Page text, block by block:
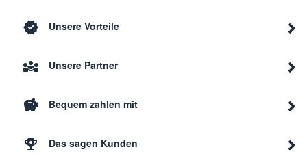
Unsere Vorteile
Unsere Partner
Bequem zahlen mit
Das sagen Kunden